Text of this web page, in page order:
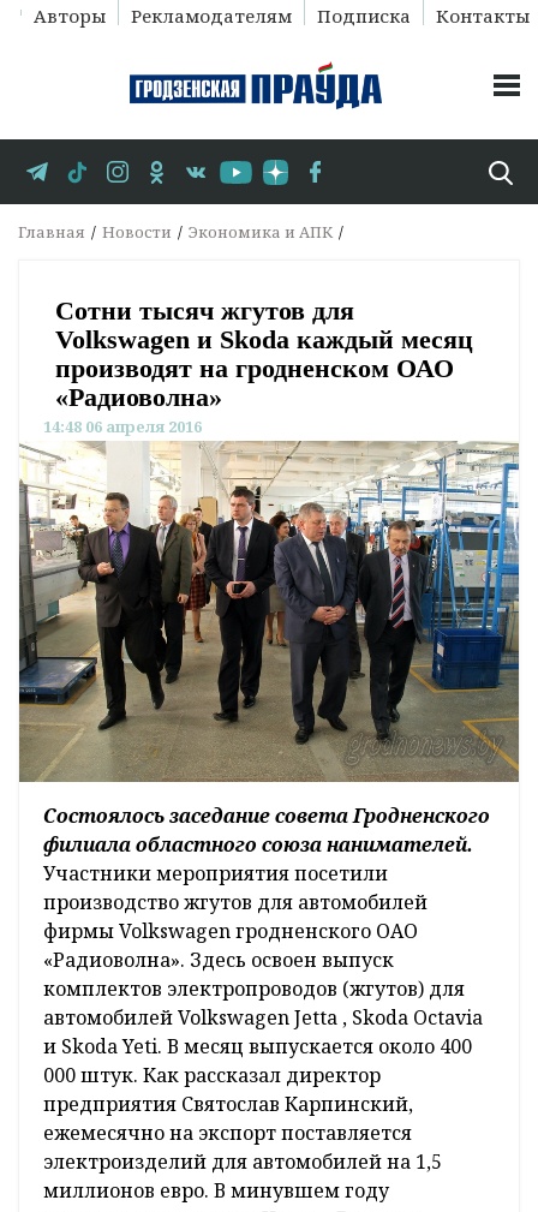
Авторы Рекламодателям Подписка Контакты
Главная Новости Экономика и АПК
Сотни тысяч жгутов для
Volkswagen и Skoda каждый месяц
производят на гродненском ОАО
«Радиоволна»
14:48 06 апреля 2016
Состоялось заседание совета Гродненского
филиала областного союза нанимателей.
Участники мероприятия посетили
производство жгутов для автомобилей
фирмы Volkswagen гродненского ОАО
«Радиоволна». Здесь освоен выпуск
комплектов электропроводов (жгутов) для
автомобилей Volkswagen Jetta , Skoda Octavia
и Skoda Yeti. В месяц выпускается около 400
000 штук. Как рассказал директор
предприятия Святослав Карпинский,
ежемесячно на экспорт поставляется
электроизделий для автомобилей на 1,5
миллионов евро. В минувшем году